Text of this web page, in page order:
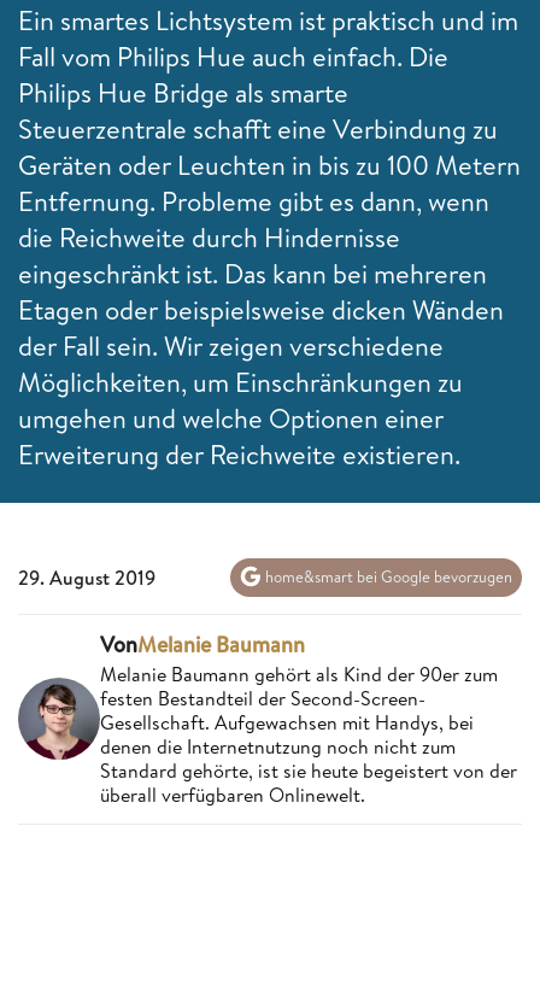
Ein smartes Lichtsystem ist praktisch und im
Fall vom Philips Hue auch einfach. Die
Philips Hue Bridge als smarte
Steuerzentrale schafft eine Verbindung zu
Geräten oder Leuchten in bis zu 100 Metern
Entfernung. Probleme gibt es dann, wenn
die Reichweite durch Hindernisse
eingeschränkt ist. Das kann bei mehreren
Etagen oder beispielsweise dicken Wänden
der Fall sein. Wir zeigen verschiedene
Möglichkeiten, um Einschränkungen zu
umgehen und welche Optionen einer
Erweiterung der Reichweite existieren.
29. August 2019 home&smart bei Google bevorzugen
VonMelanie Baumann
Melanie Baumann gehört als Kind der 90er zum
festen Bestandteil der Second-Screen-
Gesellschaft. Aufgewachsen mit Handys, bei
denen die Internetnutzung noch nicht zum
Standard gehörte, ist sie heute begeistert von der
überall verfügbaren Onlinewelt.